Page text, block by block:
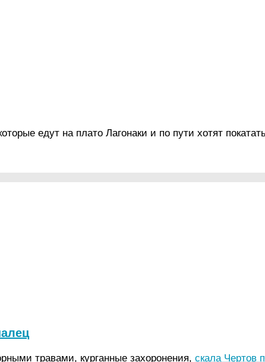
едут на плато Лагонаки и по пути хотят
травами, курганные захоронения, скала Чертов